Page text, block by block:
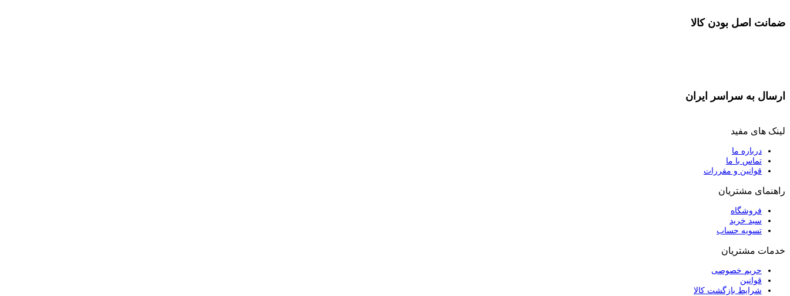
ضمانت اصل بودن کالا
ارسال به سراسر ایران
لینک های مفید
درباره ما
تماس با ما
قوانین و مقررات
راهنمای مشتریان
فروشگاه
سبد خرید
تسویه حساب
خدمات مشتریان
حریم خصوصی
قوانین
شرایط بازگشت کالا